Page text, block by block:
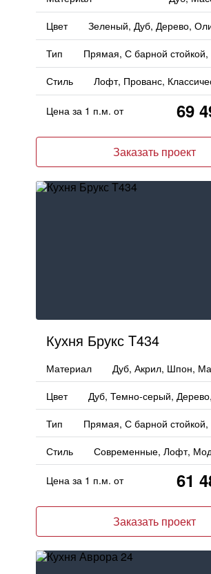
Цвет
Тип
Прямая, С барной
Стиль
Цена за 1 п.м. от 69
Заказать проект
Кухня Брукс T434
Материал
Цвет
Тип
Прямая, С барной
Стиль
Цена за 1 п.м. от 61
Заказать проект